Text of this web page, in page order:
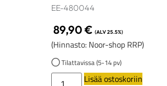
EE-480044
89,90€ (ALV 25.5%)
(Hinnasto: Noor-shop RRP)
Tilattavissa (5-14 pv)
Lisää ostoskoriin